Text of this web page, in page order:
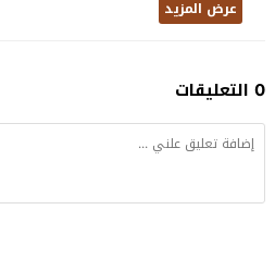
عرض المزيد
0 التعليقات